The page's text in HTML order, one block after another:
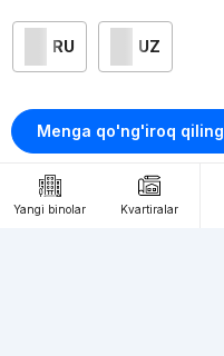
Menga qo'ng'iroq qiling
Yangi binolar Kvartiralar
RU UZ
Kontaktlar
loyiha haqida
Webnow © loyihasi